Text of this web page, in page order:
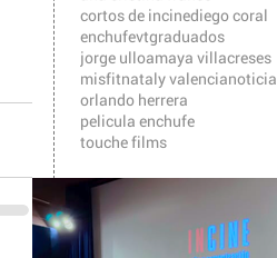
cortos de incinediego coral
enchufevtgraduados
jorge ulloamaya villacreses
misfitnataly valencianoticia
orlando herrera
pelicula enchufe
touche films